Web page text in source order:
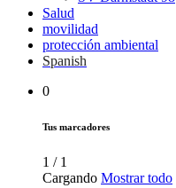
Salud
movilidad
protección ambiental
Spanish
0
Tus marcadores
1 / 1
Cargando Mostrar todo